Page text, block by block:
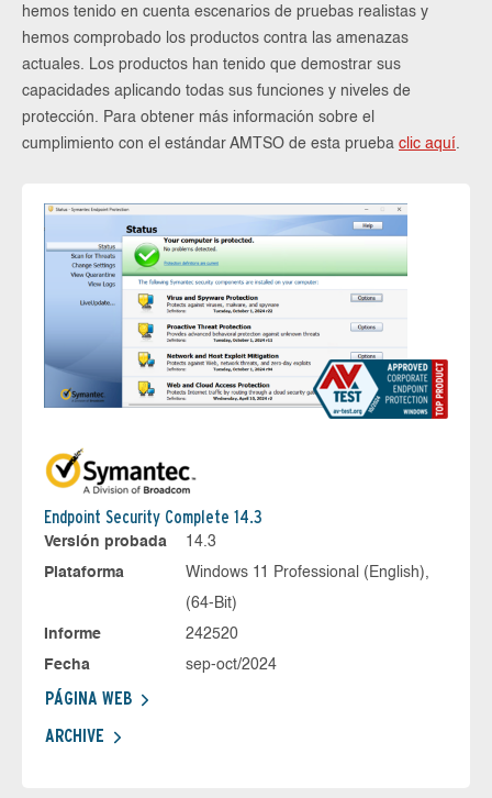
hemos tenido en cuenta escenarios de pruebas realistas y
hemos comprobado los productos contra las amenazas
actuales. Los productos han tenido que demostrar sus
capacidades aplicando todas sus funciones y niveles de
protección. Para obtener más información sobre el
cumplimiento con el estándar AMTSO de esta prueba clic aquí.
Endpoint Security Complete 14.3
Versión probada
14.3
Plataforma
Windows 11 Professional (English),
(64-Bit)
Informe
242520
Fecha
sep-oct/2024
PÁGINA WEB
ARCHIVE